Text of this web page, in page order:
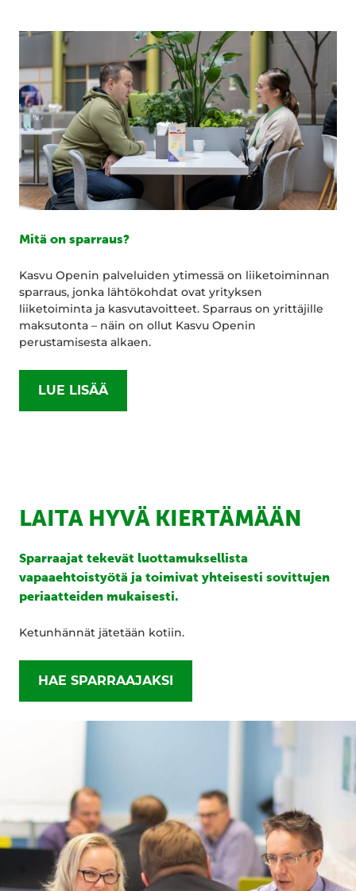
Mitä on sparraus?
Kasvu Openin palveluiden ytimessä on liiketoiminnan
sparraus, jonka lähtökohdat ovat yrityksen
liiketoiminta ja kasvutavoitteet. Sparraus on yrittäjille
maksutonta – näin on ollut Kasvu Openin
perustamisesta alkaen.
LUE LISÄÄ
LAITA HYVÄ KIERTÄMÄÄN
Sparraajat tekevät luottamuksellista
vapaaehtoistyötä ja toimivat yhteisesti sovittujen
periaatteiden mukaisesti.
Ketunhännät jätetään kotiin.
HAE SPARRAAJAKSI